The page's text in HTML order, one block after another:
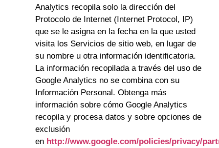
Analytics recopila solo la dirección del
Protocolo de Internet (Internet Protocol, IP)
que se le asigna en la fecha en la que usted
visita los Servicios de sitio web, en lugar de
su nombre u otra información identificatoria.
La información recopilada a través del uso de
Google Analytics no se combina con su
Información Personal. Obtenga más
información sobre cómo Google Analytics
recopila y procesa datos y sobre opciones de
exclusión
en http://www.google.com/policies/privacy/